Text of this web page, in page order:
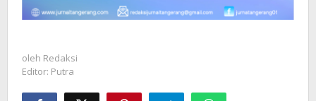
oleh Redaksi
Editor: Putra